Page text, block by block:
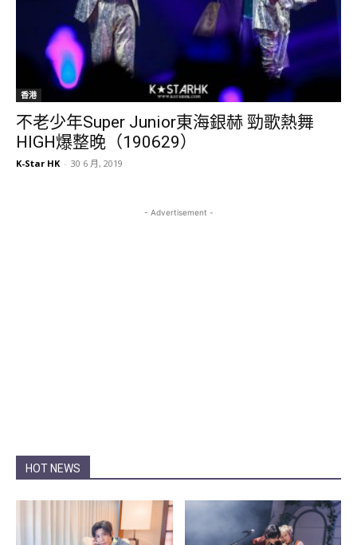
香港
不老少年Super Junior東海銀赫 勁歌熱舞
HIGH爆整晚（190629）
K-Star HK - 30 6 月, 2019
- Advertisement -
HOT NEWS